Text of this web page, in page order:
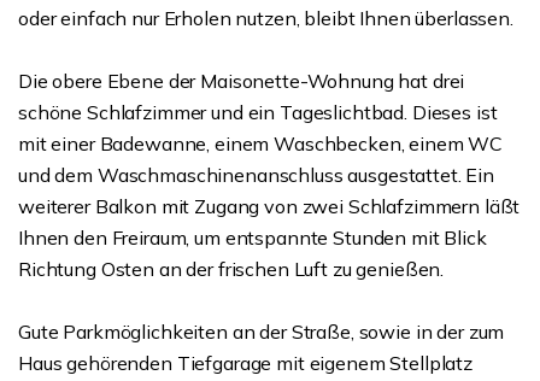
oder einfach nur Erholen nutzen, bleibt Ihnen überlassen.
Die obere Ebene der Maisonette-Wohnung hat drei
schöne Schlafzimmer und ein Tageslichtbad. Dieses ist
mit einer Badewanne, einem Waschbecken, einem WC
und dem Waschmaschinenanschluss ausgestattet. Ein
weiterer Balkon mit Zugang von zwei Schlafzimmern läßt
Ihnen den Freiraum, um entspannte Stunden mit Blick
Richtung Osten an der frischen Luft zu genießen.
Gute Parkmöglichkeiten an der Straße, sowie in der zum
Haus gehörenden Tiefgarage mit eigenem Stellplatz